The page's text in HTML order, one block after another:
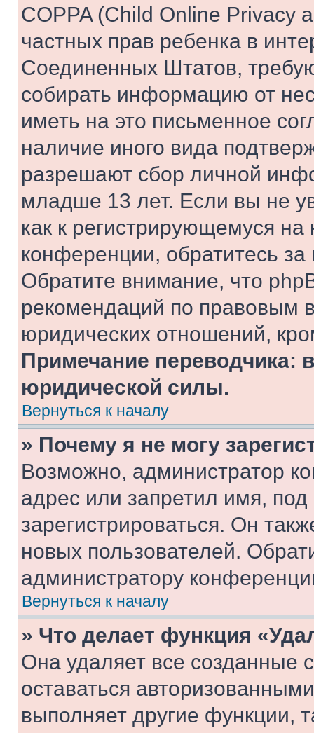
COPPA (Child Online Privacy
частных прав ребенка в
Соединенных Штатов,
собирать информацию от
иметь на это письменное
наличие иного вида
разрешают сбор личной
младше 13 лет. Если вы не
как к регистрирующемуся
конференции, обратитесь
Обратите внимание, что
рекомендаций по правовым
юридических отношений,
Примечание переводчика:
юридической силы.
Вернуться к началу
» Почему я не могу
Возможно, администратор
адрес или запретил имя,
зарегистрироваться. Он
новых пользователей.
администратору
Вернуться к началу
» Что делает функция
Она удаляет все созданные
оставаться
выполняет другие функции,